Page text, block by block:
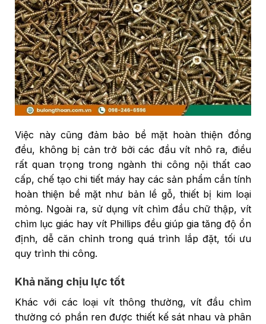
Việc này cũng đảm bảo bề mặt hoàn thiện đồng
đều, không bị cản trở bởi các đầu vít nhô ra, điều
rất quan trọng trong ngành thi công nội thất cao
cấp, chế tạo chi tiết máy hay các sản phẩm cần tính
hoàn thiện bề mặt như bản lề gỗ, thiết bị kim loại
mỏng. Ngoài ra, sử dụng vít chìm đầu chữ thập, vít
chìm lục giác hay vít Phillips đều giúp gia tăng độ ổn
định, dễ căn chỉnh trong quá trình lắp đặt, tối ưu
quy trình thi công.
Khả năng chịu lực tốt
Khác với các loại vít thông thường, vít đầu chìm
thường có phần ren được thiết kế sát nhau và phân